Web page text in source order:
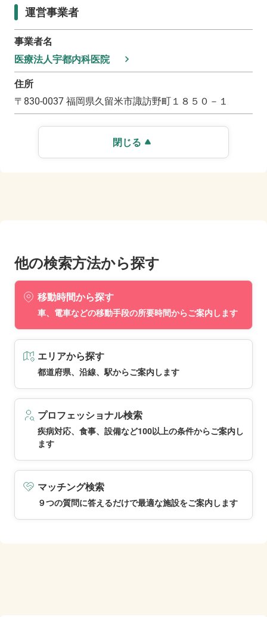
運営事業者
事業者名
医療法人宇都内科医院
住所
〒 830-0037 福岡県久留米市諏訪野町１８５０－１
閉じる
他の検索方法から探す
移動時間から探す
車、電車などの移動手段の所要時間からご案内します
エリアから探す
都道府県、沿線、駅からご案内します
プロフェッショナル検索
疾病対応、食事、設備など100以上の条件からご案内し
ます
マッチング検索
９つの質問に答えるだけで最適な施設をご案内します